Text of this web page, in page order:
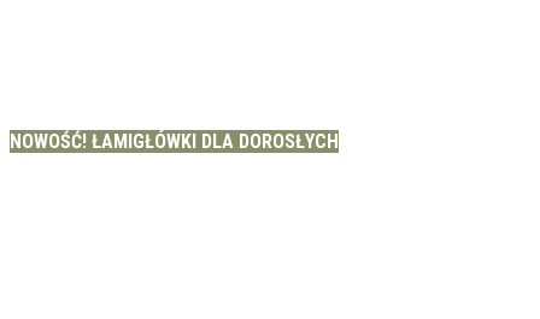
NOWOŚĆ! ŁAMIGŁÓWKI DLA DOROSŁYCH